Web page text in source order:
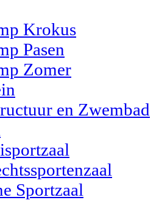
Krokus
Pasen
Zomer
en Zwembad
Sportzaal